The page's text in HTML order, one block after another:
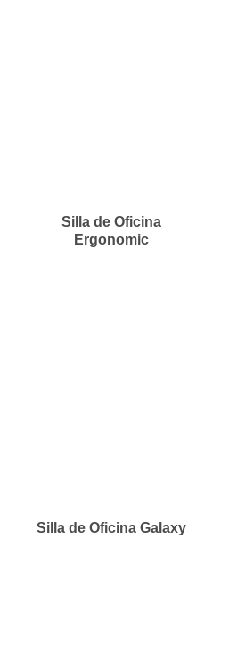
Silla de Oficina
Ergonomic
Silla de Oficina Galaxy